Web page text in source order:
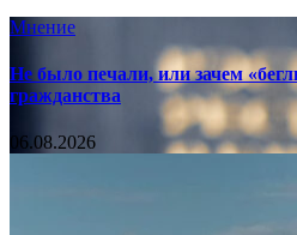
Мнение
Не было печали, или зачем
гражданства
06.08.2026